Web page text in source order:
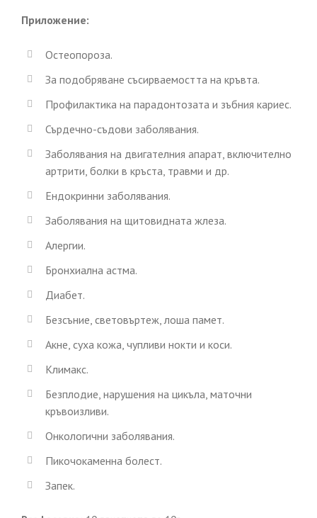
Приложение:
Остеопороза.
За подобряване съсирваемостта на кръвта.
Профилактика на парадонтозата и зъбния кариес.
Сърдечно-съдови заболявания.
Заболявания на двигателния апарат, включително
артрити, болки в кръста, травми и др.
Ендокринни заболявания.
Заболявания на щитовидната жлеза.
Алергии.
Бронхиална астма.
Диабет.
Безсъние, световъртеж, лоша памет.
Акне, суха кожа, чупливи нокти и коси.
Климакс.
Безплодие, нарушения на цикъла, маточни
кръвоизливи.
Онкологични заболявания.
Пикочокаменна болест.
Запек.